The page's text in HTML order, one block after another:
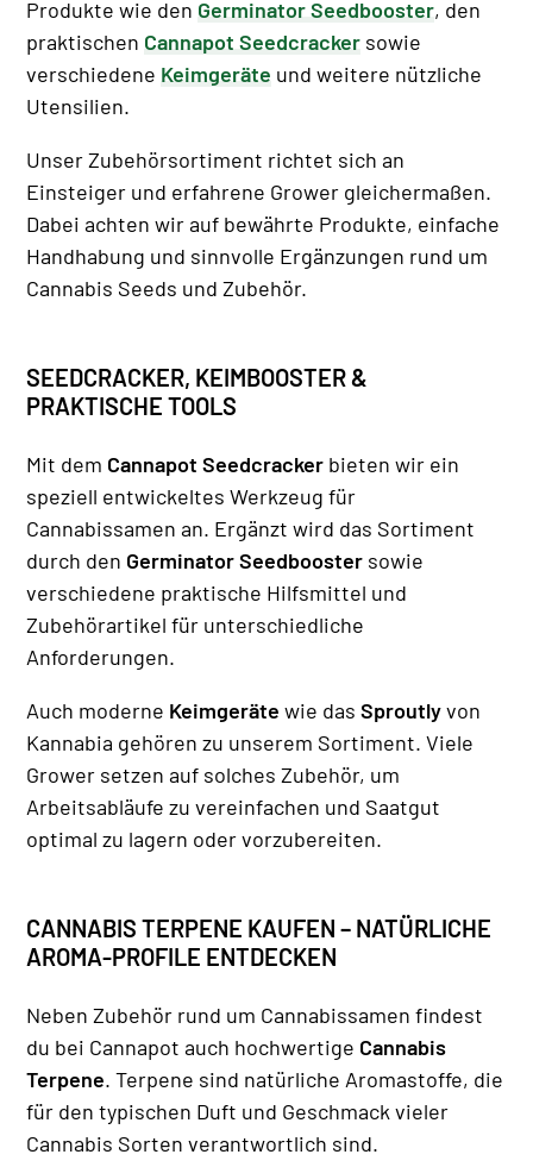
Produkte wie den Germinator Seedbooster, den
praktischen Cannapot Seedcracker sowie
verschiedene Keimgeräte und weitere nützliche
Utensilien.
Unser Zubehörsortiment richtet sich an
Einsteiger und erfahrene Grower gleichermaßen.
Dabei achten wir auf bewährte Produkte, einfache
Handhabung und sinnvolle Ergänzungen rund um
Cannabis Seeds und Zubehör.
SEEDCRACKER, KEIMBOOSTER &
PRAKTISCHE TOOLS
Mit dem Cannapot Seedcracker bieten wir ein
speziell entwickeltes Werkzeug für
Cannabissamen an. Ergänzt wird das Sortiment
durch den Germinator Seedbooster sowie
verschiedene praktische Hilfsmittel und
Zubehörartikel für unterschiedliche
Anforderungen.
Auch moderne Keimgeräte wie das Sproutlyvon
Kannabia gehören zu unserem Sortiment. Viele
Grower setzen auf solches Zubehör, um
Arbeitsabläufe zu vereinfachen und Saatgut
optimal zu lagern oder vorzubereiten.
CANNABIS TERPENE KAUFEN – NATÜRLICHE
AROMA-PROFILE ENTDECKEN
Neben Zubehör rund um Cannabissamen findest
du bei Cannapot auch hochwertige Cannabis
Terpene. Terpene sind natürliche Aromastoffe, die
für den typischen Duft und Geschmack vieler
Cannabis Sorten verantwortlich sind.